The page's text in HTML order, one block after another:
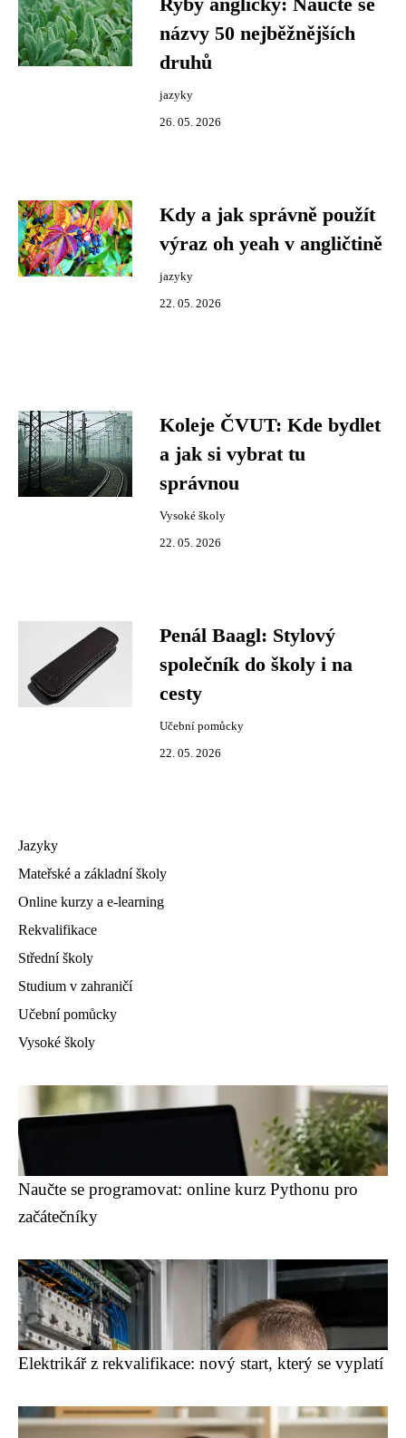
Ryby anglicky: Naučte se
názvy 50 nejběžnějších
druhů
jazyky
26. 05. 2026
Kdy a jak správně použít
výraz oh yeah v angličtině
jazyky
22. 05. 2026
Koleje ČVUT: Kde bydlet
a jak si vybrat tu
správnou
Vysoké školy
22. 05. 2026
Penál Baagl: Stylový
společník do školy i na
cesty
Učební pomůcky
22. 05. 2026
Jazyky
Mateřské a základní školy
Online kurzy a e-learning
Rekvalifikace
Střední školy
Studium v zahraničí
Učební pomůcky
Vysoké školy
Naučte se programovat: online kurz Pythonu pro
začátečníky
Elektrikář z rekvalifikace: nový start, který se vyplatí